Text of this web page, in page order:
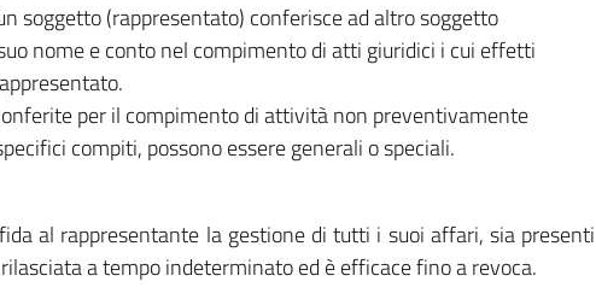
soggetto (rappresentato) conferisce ad altro soggetto
nome e conto nel compimento di atti giuridici i cui effetti
per il compimento di attività non preventivamente
compiti, possono essere generali o speciali.
al rappresentante la gestione di tutti i suoi affari, sia presenti
a tempo indeterminato ed è efficace fino a revoca.